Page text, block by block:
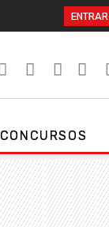
ENTRAR
CONCURSOS